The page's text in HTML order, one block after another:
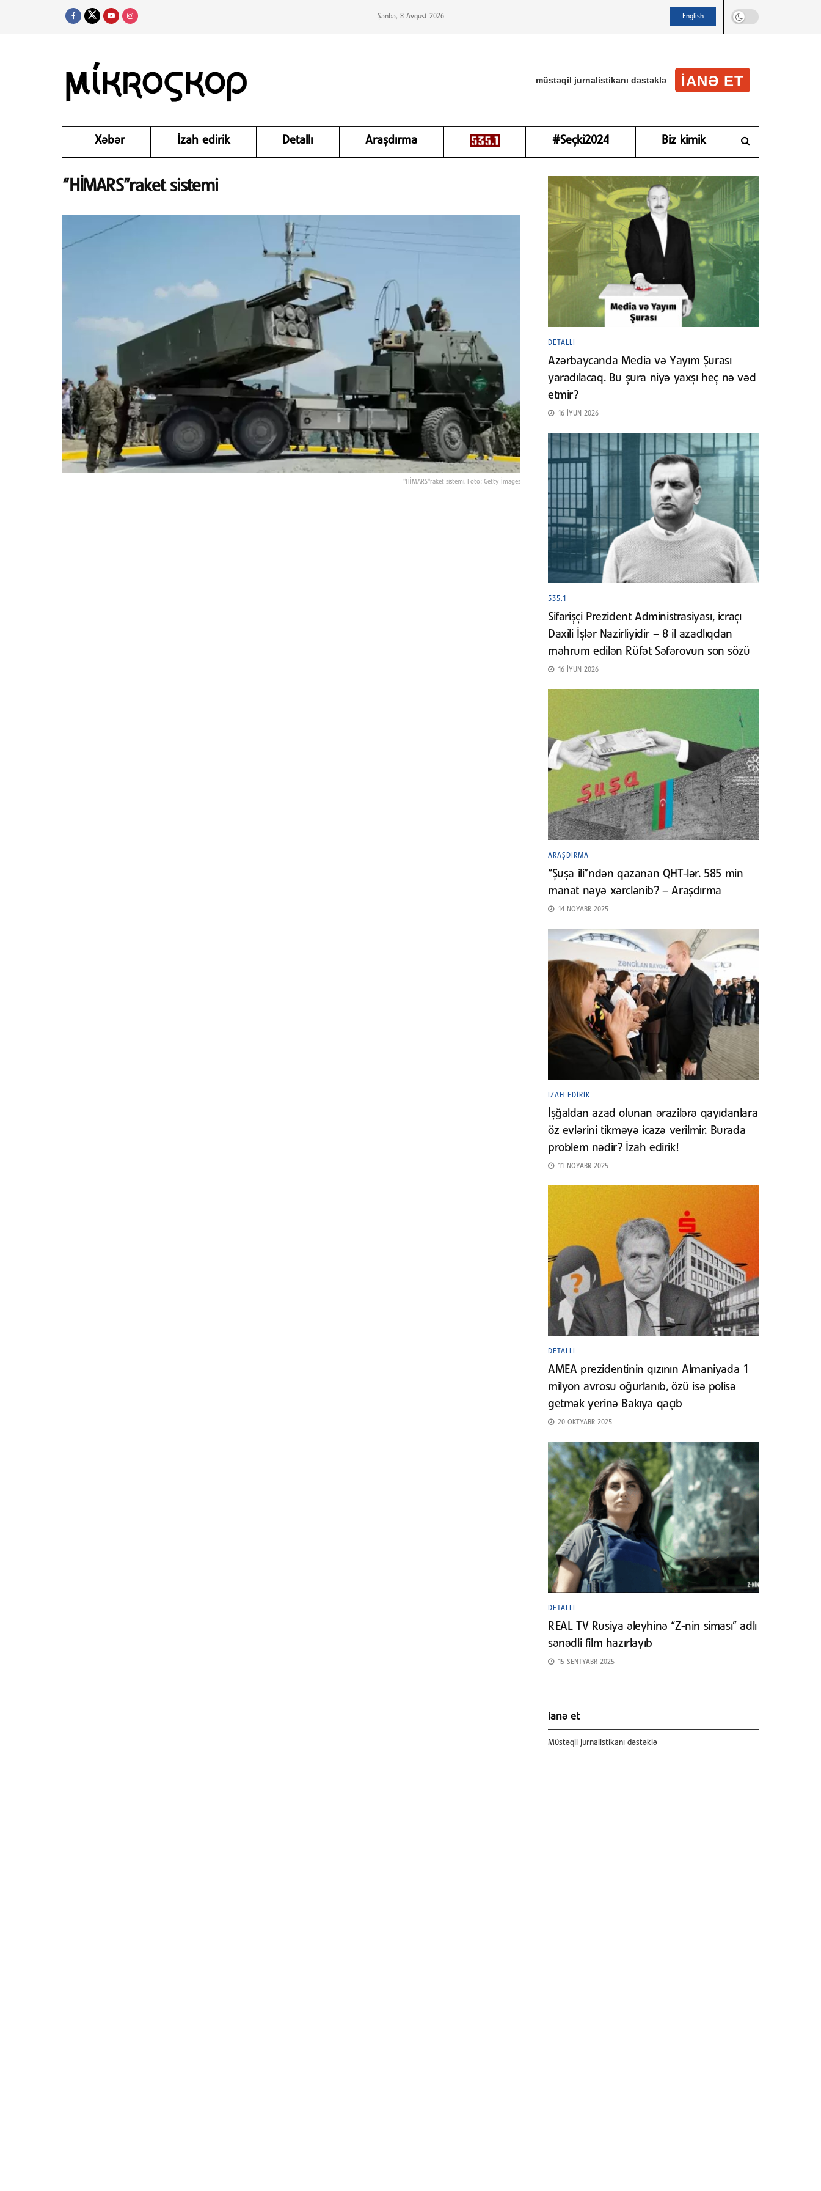
Şənbə, 8 Avqust 2026 English
müstəqil jurnalistikanı dəstəklə IANƏ ET
Xəbər İzah edirik Detallı Araşdırma #Seçki2024 Biz kimik
“HİMARS”raket sistemi
"HİMARS"raket sistemi. Foto: Getty İmages
DETALLI
Azərbaycanda Media və Yayım Şurası
yaradılacaq. Bu şura niyə yaxşı heç nə vəd
etmir?
16 İYUN 2026
535.1
Sifarişçi Prezident Administrasiyası, icraçı
Daxili İşlər Nazirliyidir – 8 il azadlıqdan
məhrum edilən Rüfət Səfərovun son sözü
16 İYUN 2026
ARAŞDIRMA
“Şuşa ili”ndən qazanan QHT-lər. 585 min
manat nəyə xərclənib? – Araşdırma
14 NOYABR 2025
İZAH EDIRIK
İşğaldan azad olunan ərazilərə qayıdanlara
öz evlərini tikməyə icazə verilmir. Burada
problem nədir? İzah edirik!
11 NOYABR 2025
DETALLI
AMEA prezidentinin qızının Almaniyada 1
milyon avrosu oğurlanıb, özü isə polisə
getmək yerinə Bakıya qaçıb
20 OKTYABR 2025
DETALLI
REAL TV Rusiya əleyhinə “Z-nin siması” adlı
sənədli film hazırlayıb
15 SENTYABR 2025
ianə et
Müstəqil jurnalistikanı dəstəklə